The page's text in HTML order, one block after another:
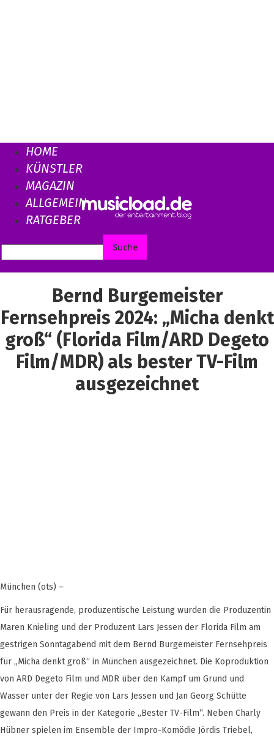
HOME
KÜNSTLER
MAGAZIN
ALLGEMEIN
RATGEBER
Bernd Burgemeister
Fernsehpreis 2024: „Micha denkt
groß“ (Florida Film/ARD Degeto
Film/MDR) als bester TV-Film
ausgezeichnet
München (ots) –
Für herausragende, produzentische Leistung wurden die Produzentin
Maren Knieling und der Produzent Lars Jessen der Florida Film am
gestrigen Sonntagabend mit dem Bernd Burgemeister Fernsehpreis
für „Micha denkt groß“ in München ausgezeichnet. Die Koproduktion
von ARD Degeto Film und MDR über den Kampf um Grund und
Wasser unter der Regie von Lars Jessen und Jan Georg Schütte
gewann den Preis in der Kategorie „Bester TV-Film“. Neben Charly
Hübner spielen im Ensemble der Impro-Komödie Jördis Triebel,